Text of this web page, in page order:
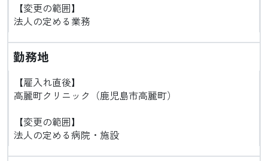
【変更の範囲】
法人の定める業務
勤務地
【雇入れ直後】
高麗町クリニック（鹿児島市高麗町）
【変更の範囲】
法人の定める病院・施設